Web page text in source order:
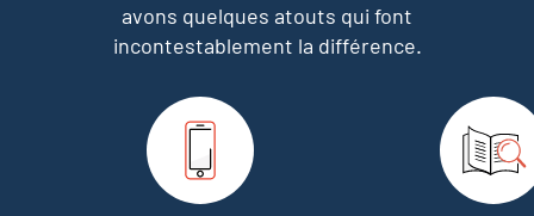
avons quelques atouts qui font
incontestablement la différence.